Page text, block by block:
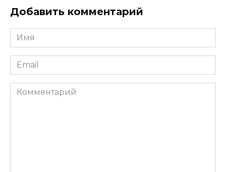
Добавить комментарий
Имя
*
Email
*
Комментарий